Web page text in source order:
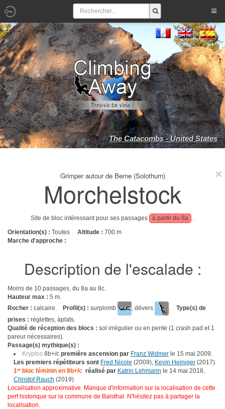
The Catacombs - United States
Grimper autour de Berne (Solothurn)
Morchelstock
Site de bloc intéressant pour ses passages à partir du 8a
.
Orientation(s) : Toutes Altitude : 700 m
Marche d'approche :
Description de l'escalade :
Moins de 10 passages, du 8a au 8c.
Hauteur max : 5 m.
Rocher : calcaire. Profil(s) : surplomb , dévers . Type(s) de
prises : réglettes, àplats.
Qualité de réception des blocs : sol irrégulier ou en pente (1 crash pad et 1
pareur nécessaires).
Passage(s) mythique(s) :
Kryptos 8b+/c première ascension par Franz Widmer le 15 mai 2009.
Les premiers répétiteurs sont Fred Nicole (2009), Kevin Heiniger (2017).
1er bloc féminin en 8b+/c réalisé par Katrin Lehmann le 14 mai 2018,
Christof Rauch (2019)
Localisation approximative. Manque d'information sur la localisation de cette
perf historique sur la commune de Balsthal. N'hésitez pas à partager la
localisation.